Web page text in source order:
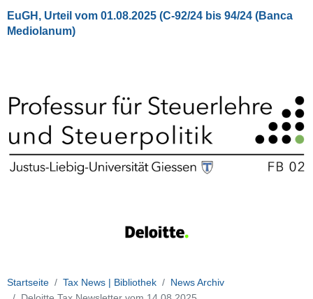
EuGH, Urteil vom 01.08.2025 (C-92/24 bis 94/24 (Banca
Mediolanum)
Startseite Tax News | Bibliothek
News Archiv